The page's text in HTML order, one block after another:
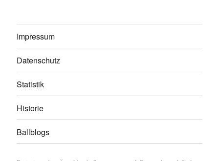
Impressum
Datenschutz
Statistik
Historie
Ballblogs